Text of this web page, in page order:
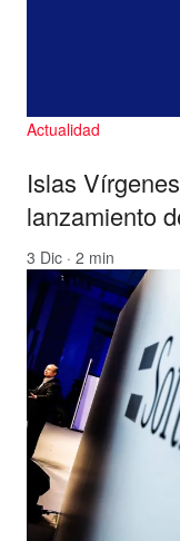
Actualidad
Islas
lanzamiento
3 Dic · 2 min